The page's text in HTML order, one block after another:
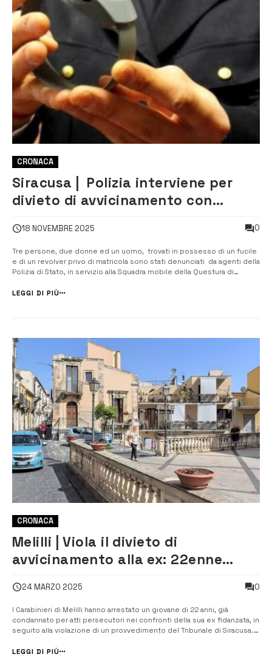
CRONACA
Siracusa | Polizia interviene per
divieto di avvicinamento con
delle armi: tre denunciati
18 NOVEMBRE 2025 0
Tre persone, due donne ed un uomo, trovati in possesso di un fucile
e di un revolver privo di matricola sono stati denunciati da agenti della
Polizia di Stato, in servizio alla Squadra mobile della Questura di
mobile nel corso dell’attività di esecu...
LEGGI DI PIÙ
CRONACA
Melilli | Viola il divieto di
avvicinamento alla ex: 22enne
24 MARZO 2025 0
I Carabinieri di Melilli hanno arrestato un giovane di 22 anni, già
condannato per atti persecutori nei confronti della sua ex fidanzata, in
seguito alla violazione di un provvedimento del Tribunale di Siracusa.
cercando ripetutamente di avvicinarsi all’ex compagna,...
LEGGI DI PIÙ